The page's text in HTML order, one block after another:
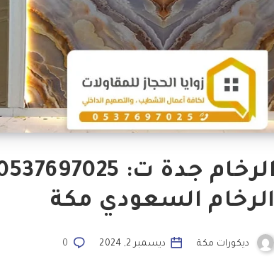
الرخام السعودي مكة
ديكورات مكة ديسمبر 2, 2024 0